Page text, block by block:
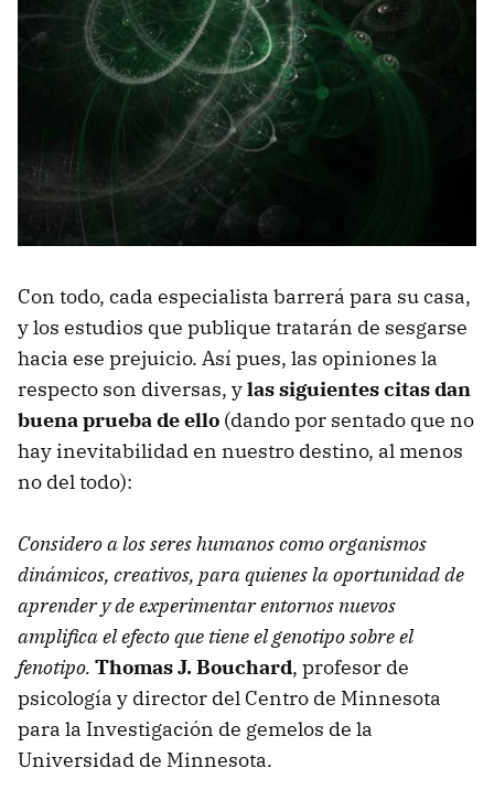
Con todo, cada especialista barrerá para su casa,
y los estudios que publique tratarán de sesgarse
hacia ese prejuicio. Así pues, las opiniones la
respecto son diversas, ylas siguientes citas dan
buena prueba de ello (dando por sentado que no
hay inevitabilidad en nuestro destino, al menos
no del todo):
Considero a los seres humanos como organismos
dinámicos, creativos, para quienes la oportunidad de
aprender y de experimentar entornos nuevos
amplifica el efecto que tiene el genotipo sobre el
fenotipo. Thomas J. Bouchard, profesor de
psicología y director del Centro de Minnesota
para la Investigación de gemelos de la
Universidad de Minnesota.